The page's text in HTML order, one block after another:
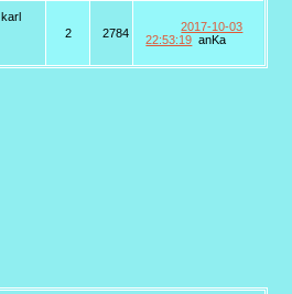
karl
2
2784
2017-10-03
22:53:19 anKa